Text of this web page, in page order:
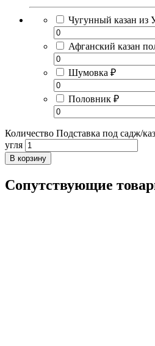
Чугунный казан из
Афганский казан
Шумовка ₽
Половник ₽
Количество Подставка под садж/
угля
В корзину
Сопутствующие